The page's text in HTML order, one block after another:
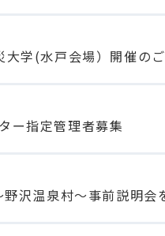
学(水戸会場）開催の
ー指定管理者募集
沢温泉村～事前説明会